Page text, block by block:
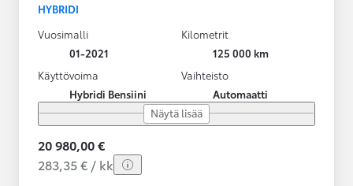
HYBRIDI
Vuosimalli
01-2021
Kilometrit
125 000 km
Käyttövoima
Hybridi Bensiini
Vaihteisto
Automaatti
Näytä lisää
20 980,00 €
283,35 € / kk